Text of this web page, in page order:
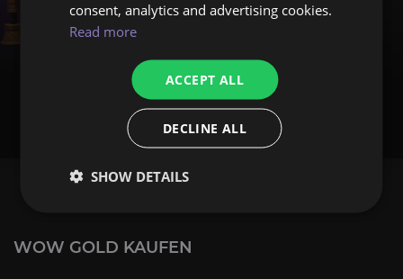
Item-Level-Boost
WOW GOLD KAUFEN
consent, analytics and advertising cookies.
Read more
ACCEPT ALL
DECLINE ALL
SHOW DETAILS